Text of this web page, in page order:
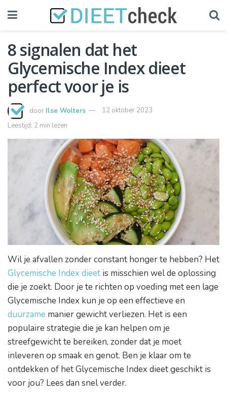
8 signalen dat het
Glycemische Index dieet
perfect voor je is
door Ilse Wolters
12 oktober 2023
Leestijd: 2 min lezen
Wil je afvallen zonder constant honger te hebben? Het
Glycemische Index dieet is misschien wel de oplossing
die je zoekt. Door je te richten op voeding met een lage
Glycemische Index kun je op een effectieve en
duurzame manier gewicht verliezen. Het is een
populaire strategie die je kan helpen om je
streefgewicht te bereiken, zonder dat je moet
inleveren op smaak en genot. Ben je klaar om te
ontdekken of het Glycemische Index dieet geschikt is
voor jou? Lees dan snel verder.